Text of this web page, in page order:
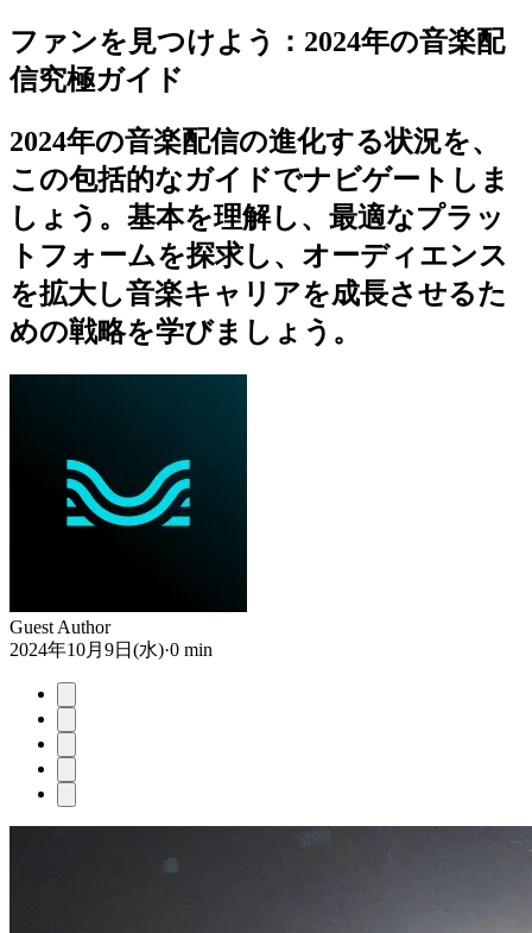
ファンを見つけよう：2024年の音楽配
信究極ガイド
2024年の音楽配信の進化する状況を、
この包括的なガイドでナビゲートしま
しょう。基本を理解し、最適なプラッ
トフォームを探求し、オーディエンス
を拡大し音楽キャリアを成長させるた
めの戦略を学びましょう。
Guest Author
2024年10月9日(水)·0 min